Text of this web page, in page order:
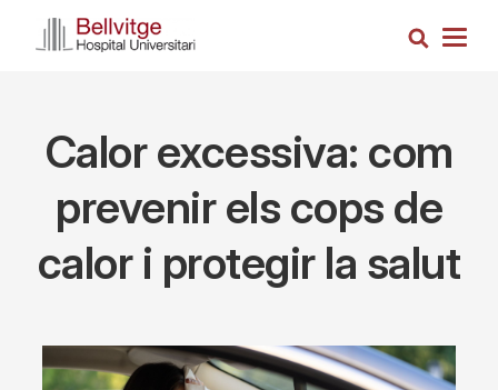
Search
Calor excessiva: com
prevenir els cops de
calor i protegir la salut